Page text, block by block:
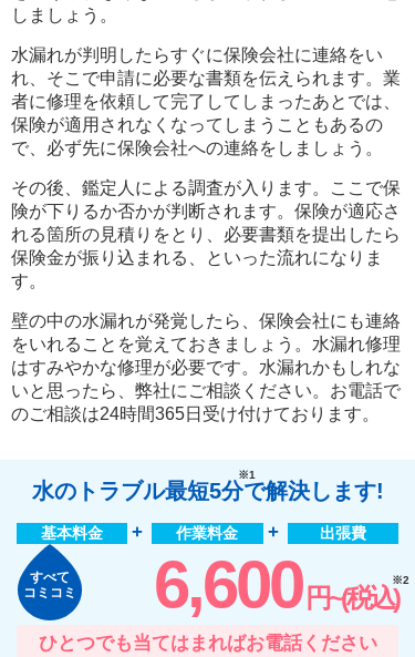
しましょう。
水漏れが判明したらすぐに保険会社に連絡をい
れ、そこで申請に必要な書類を伝えられます。業
者に修理を依頼して完了してしまったあとでは、
保険が適用されなくなってしまうこともあるの
で、必ず先に保険会社への連絡をしましょう。
その後、鑑定人による調査が入ります。ここで保
険が下りるか否かが判断されます。保険が適応さ
れる箇所の見積りをとり、必要書類を提出したら
保険金が振り込まれる、といった流れになりま
す。
壁の中の水漏れが発覚したら、保険会社にも連絡
をいれることを覚えておきましょう。水漏れ修理
はすみやかな修理が必要です。水漏れかもしれな
いと思ったら、弊社にご相談ください。お電話で
のご相談は24時間365日受け付けております。
水のトラブル最短5分
※1
で解決します!
基本料金 作業料金 出張費
すべて
コミコミ
6,600 円~(税込)
※2
ひとつでも当てはまればお電話ください